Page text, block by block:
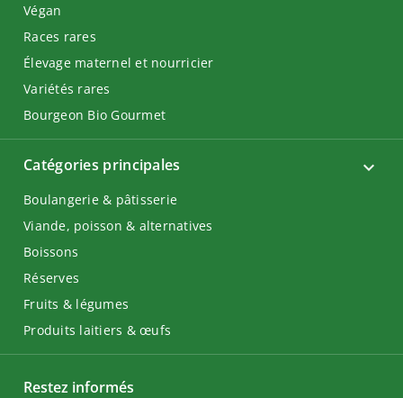
Catégories principales
Boulangerie & pâtisserie
Viande, poisson & alternatives
Boissons
Réserves
Fruits & légumes
Produits laitiers & œufs
Végan
Races rares
Élevage maternel et nourricier
Variétés rares
Bourgeon Bio Gourmet
Restez informés